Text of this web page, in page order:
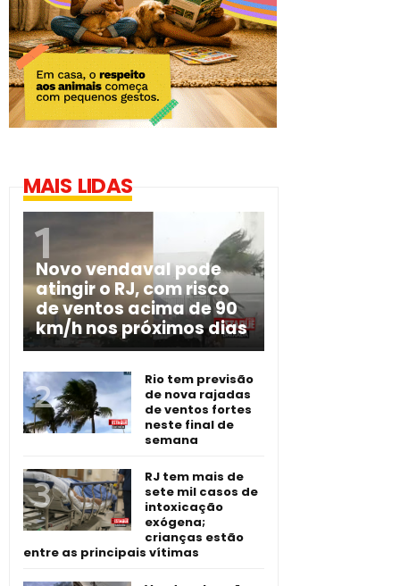
MAIS LIDAS
Novo vendaval pode
atingir o RJ, com risco
de ventos acima de 90
km/h nos próximos dias
Rio tem previsão
de nova rajadas
de ventos fortes
neste final de
semana
RJ tem mais de
sete mil casos de
intoxicação
exógena;
crianças estão
entre as principais vítimas